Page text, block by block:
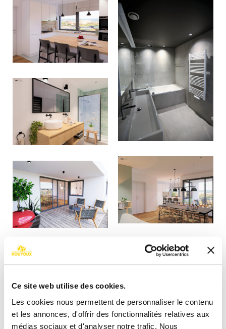
Ce site web utilise des cookies.
Les cookies nous permettent de personnaliser le contenu
et les annonces, d'offrir des fonctionnalités relatives aux
médias sociaux et d'analyser notre trafic. Nous